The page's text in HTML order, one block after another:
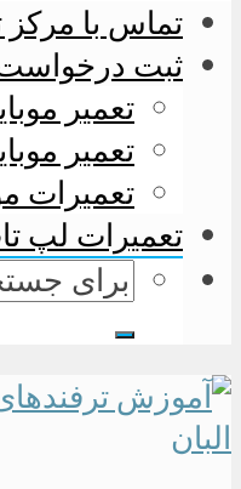
تماس با مرکز
ثبت
تعمیر
تعمیر
تعمیرات
تعمیرات لپ